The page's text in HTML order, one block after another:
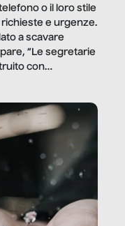
o il loro stile
e urgenze.
a scavare
“Le segretarie
con